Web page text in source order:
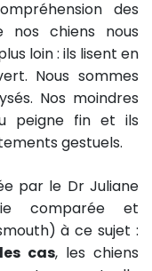
des
nos chiens nous
loin : ils lisent en
Nous sommes
Nos moindres
peigne fin et ils
gestuels.
par le Dr Juliane
comparée et
à ce sujet :
cas, les chiens